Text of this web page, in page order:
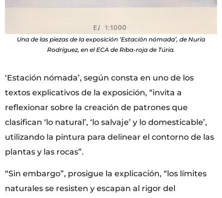
Una de las piezas de la exposición ‘Estación nómada’, de Nuria
Rodríguez, en el ECA de Riba-roja de Túria.
‘Estación nómada’, según consta en uno de los
textos explicativos de la exposición, “invita a
reflexionar sobre la creación de patrones que
clasifican ‘lo natural’, ‘lo salvaje’ y lo domesticable’,
utilizando la pintura para delinear el contorno de las
plantas y las rocas”.
“Sin embargo”, prosigue la explicación, “los límites
naturales se resisten y escapan al rigor del